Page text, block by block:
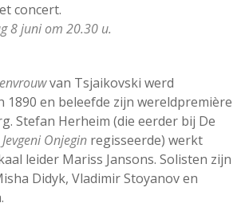
concert.
8 juni om 20.30 u.
van Tsjaikovski werd
1890 en beleefde zijn wereldpremière
Stefan Herheim (die eerder bij De
Jevgeni Onjegin regisseerde) werkt
leider Mariss Jansons. Solisten zijn
Didyk, Vladimir Stoyanov en